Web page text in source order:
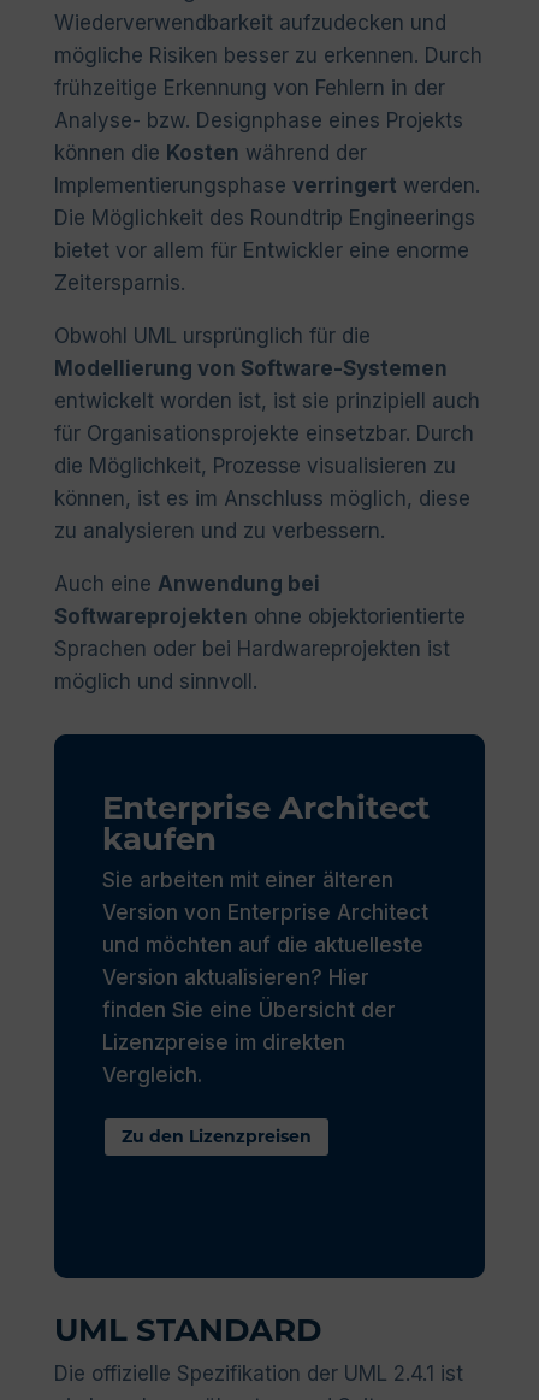
Wiederverwendbarkeit aufzudecken und
mögliche Risiken besser zu erkennen. Durch
frühzeitige Erkennung von Fehlern in der
Analyse- bzw. Designphase eines Projekts
können die Kosten während der
Implementierungsphase verringert werden.
Die Möglichkeit des Roundtrip Engineerings
bietet vor allem für Entwickler eine enorme
Zeitersparnis.
Obwohl UML ursprünglich für die
Modellierung von Software-Systemen
entwickelt worden ist, ist sie prinzipiell auch
für Organisationsprojekte einsetzbar. Durch
die Möglichkeit, Prozesse visualisieren zu
können, ist es im Anschluss möglich, diese
zu analysieren und zu verbessern.
Auch eine Anwendung bei
Softwareprojekten ohne objektorientierte
Sprachen oder bei Hardwareprojekten ist
möglich und sinnvoll.
Enterprise Architect
kaufen
Sie arbeiten mit einer älteren
Version von Enterprise Architect
und möchten auf die aktuelleste
Version aktualisieren? Hier
finden Sie eine Übersicht der
Lizenzpreise im direkten
Vergleich.
Zu den Lizenzpreisen
UML STANDARD
Die offizielle Spezifikation der UML 2.4.1 ist